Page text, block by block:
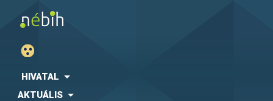
HIVATAL
AKTUÁLIS